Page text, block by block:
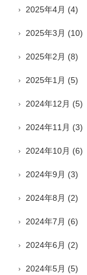
2025年4月 (4)
2025年3月 (10)
2025年2月 (8)
2025年1月 (5)
2024年12月 (5)
2024年11月 (3)
2024年10月 (6)
2024年9月 (3)
2024年8月 (2)
2024年7月 (6)
2024年6月 (2)
2024年5月 (5)